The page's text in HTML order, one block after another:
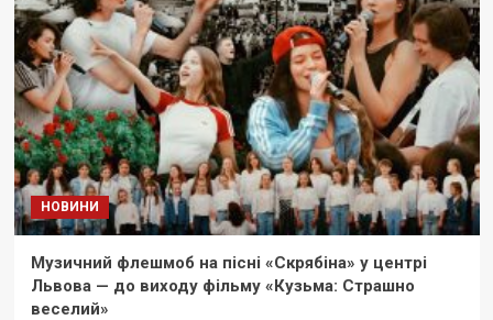
НОВИНИ
Музичний флешмоб на пісні «Скрябіна» у центрі
Львова — до виходу фільму «Кузьма: Страшно
веселий»